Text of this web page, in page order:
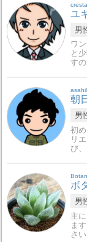
ユ
男
ワ
と
す
朝日
男
初
リ
び
ボ
男
主
ま
さい